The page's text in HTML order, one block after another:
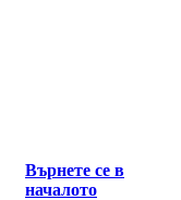
Върнете се в
началото